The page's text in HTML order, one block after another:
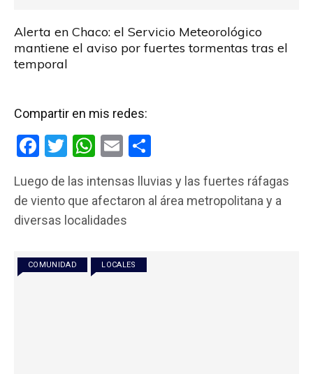
Alerta en Chaco: el Servicio Meteorológico
mantiene el aviso por fuertes tormentas tras el
temporal
Compartir en mis redes:
F
ce
b
o
k
T
tt
er
W
at
s
p
p
E
ail m
p
Luego de las intensas lluvias y las fuertes ráfagas
de viento que afectaron al área metropolitana y a
diversas localidades
COMUNIDAD LOCALES